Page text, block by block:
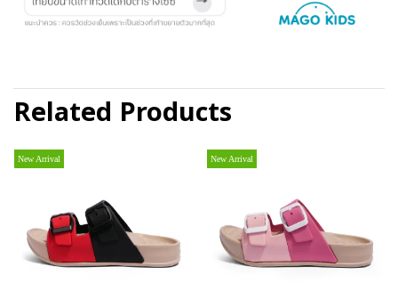
Related Products
New Arrival New Arrival